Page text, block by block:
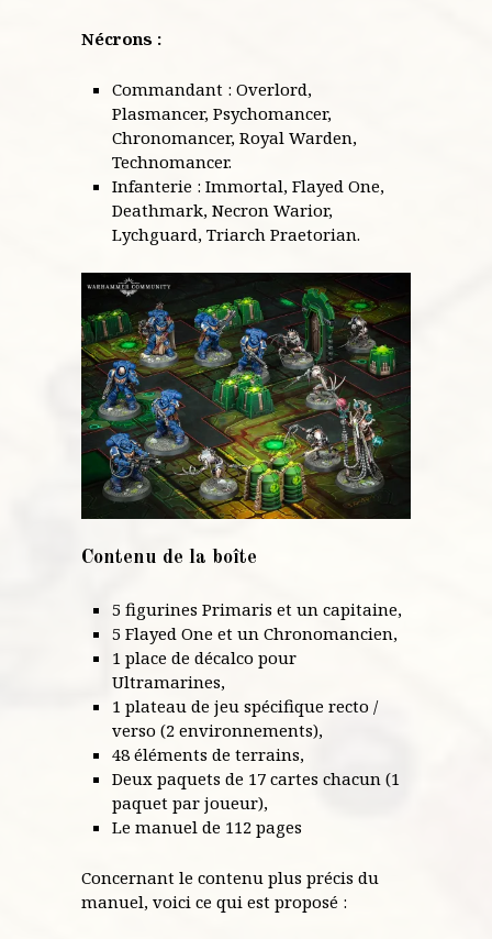
Nécrons :
Commandant : Overlord,
Plasmancer, Psychomancer,
Chronomancer, Royal Warden,
Technomancer.
Infanterie : Immortal, Flayed One,
Deathmark, Necron Warior,
Lychguard, Triarch Praetorian.
Contenu de la boîte
5 figurines Primaris et un capitaine,
5 Flayed One et un Chronomancien,
1 place de décalco pour
Ultramarines,
1 plateau de jeu spécifique recto /
verso (2 environnements),
48 éléments de terrains,
Deux paquets de 17 cartes chacun (1
paquet par joueur),
Le manuel de 112 pages
Concernant le contenu plus précis du
manuel, voici ce qui est proposé :